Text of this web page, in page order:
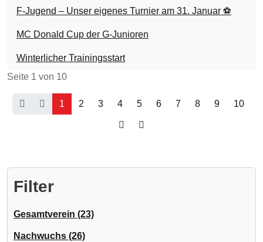
F-Jugend – Unser eigenes Turnier am 31. Januar ⚽
MC Donald Cup der G-Junioren
Winterlicher Trainingsstart
Seite 1 von 10
1 2 3 4 5 6 7 8 9 10
Filter
Gesamtverein (23)
Nachwuchs (26)